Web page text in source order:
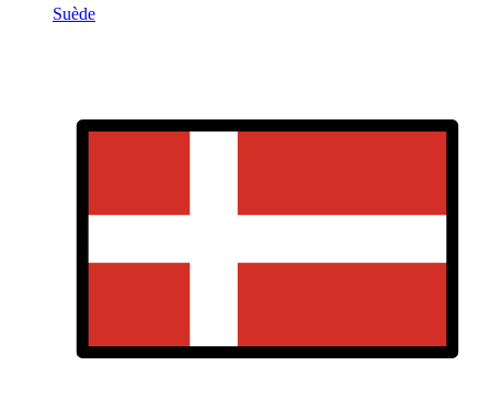
Suède